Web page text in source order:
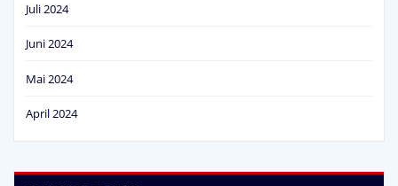
Juli 2024
Juni 2024
Mai 2024
April 2024